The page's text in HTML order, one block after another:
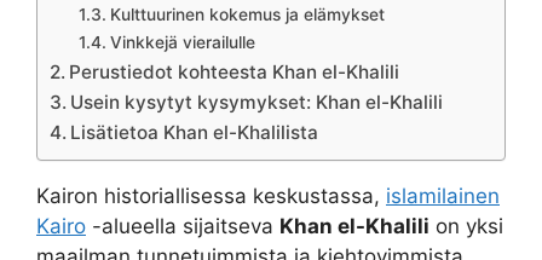
Kulttuurinen kokemus ja elämykset
Vinkkejä vierailulle
Perustiedot kohteesta Khan el-Khalili
Usein kysytyt kysymykset: Khan el-Khalili
Lisätietoa Khan el-Khalilista
Kairon historiallisessa keskustassa, islamilainen
Kairo -alueella sijaitseva Khan el-Khalili on yksi